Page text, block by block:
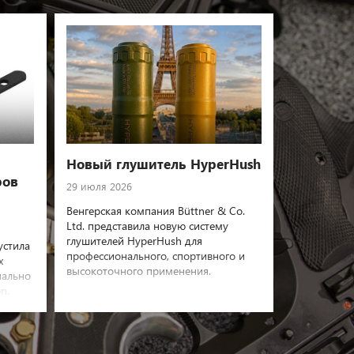
Новый глушитель HyperHush
29 июля 2026
Венгерская компания Büttner & Co.
Ltd. представила новую систему
глушителей HyperHush для
профессионального, спортивного и
высокоточного применения.